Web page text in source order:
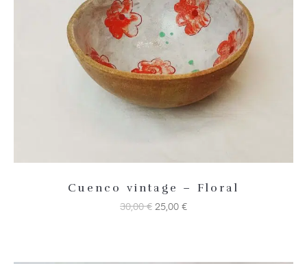
Cuenco vintage – Floral
30,00€ 25,00 €